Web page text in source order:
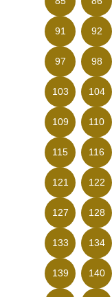
91 92
97 98
103 104
109 110
115 116
121 122
127 128
133 134
139 140